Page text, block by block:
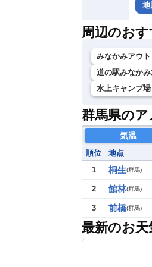
地
周辺のお
みなかみアウ
道の駅みなか
水上キャンプ
群馬県の
気温
順位 地点
1
桐生(群馬)
2 館林(群馬)
3 前橋(群馬)
最新のお天